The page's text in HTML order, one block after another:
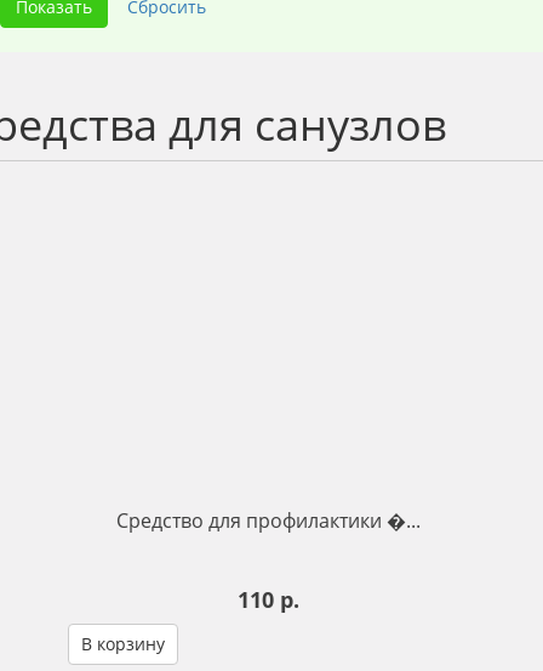
для санузлов
Средство для профилактики �...
110 р.
В корзину